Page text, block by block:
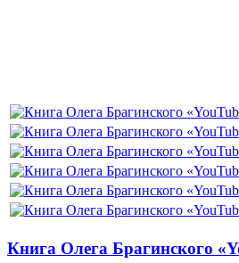
Книга Олега Брагинского